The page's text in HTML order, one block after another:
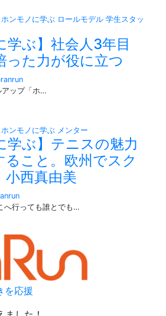
ホンモノに学ぶ ロールモデル 学生スタッ
学ぶ】社会人3年目
った力が役に立つ
アップ「ホ…
ホンモノに学ぶ メンター
学ぶ】テニスの魅力
ること。欧州でスク
西真由美
へ行っても誰とでも…
を応援